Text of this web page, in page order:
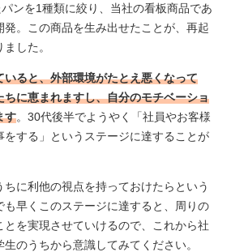
ンを1種類に絞り、当社の看板商品であ
発。この商品を生み出せたことが、再起
した。
ると、外部環境がたとえ悪くなって
に恵まれますし、自分のモチベーショ
す。30代後半でようやく「社員やお客様
をする」というステージに達することが
ちに利他の視点を持っておけたらという
も早くこのステージに達すると、周りの
とを実現させていけるので、これから社
のうちから意識してみてください。